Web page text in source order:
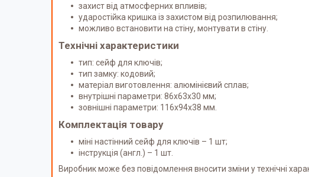
захист від атмосферних впливів;
ударостійка кришка із захистом від розпилювання;
можливо встановити на стіну, монтувати в стіну.
Технічні характеристики
тип: сейф для ключів;
тип замку: кодовий;
матеріал виготовлення: алюмінієвий сплав;
внутрішні параметри: 86х63х30 мм;
зовнішні параметри: 116х94х38 мм.
Комплектація товару
міні настінний сейф для ключів – 1 шт;
інструкція (англ.) – 1 шт.
Виробник може без повідомлення вносити зміни у технічні